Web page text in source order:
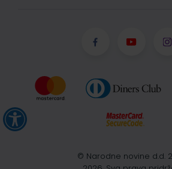
© Narodne novine d.d.